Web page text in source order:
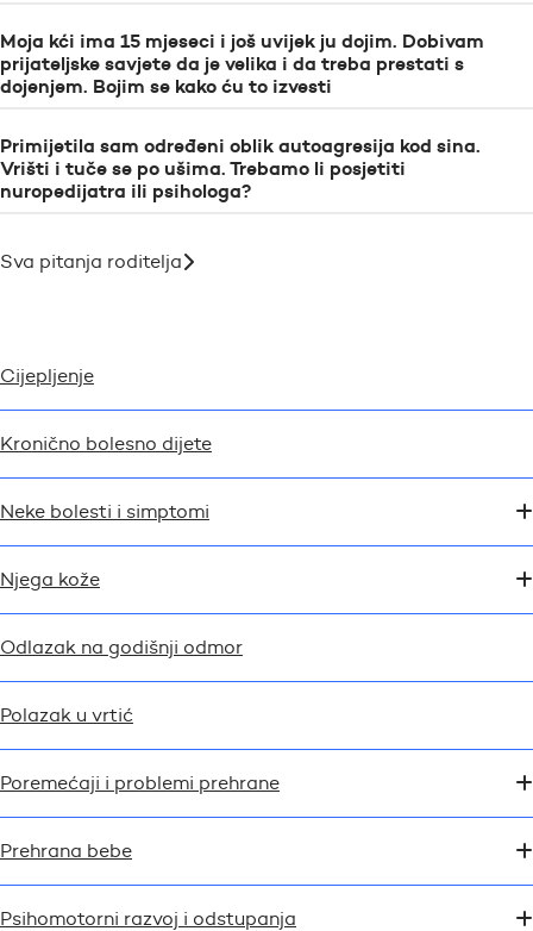
Moja kći ima 15 mjeseci i još uvijek ju dojim. Dobivam
prijateljske savjete da je velika i da treba prestati s
dojenjem. Bojim se kako ću to izvesti
Primijetila sam određeni oblik autoagresija kod sina.
Vrišti i tuče se po ušima. Trebamo li posjetiti
nuropedijatra ili psihologa?
Sva pitanja roditelja
Cijepljenje
Kronično bolesno dijete
Neke bolesti i simptomi
Njega kože
Odlazak na godišnji odmor
Polazak u vrtić
Poremećaji i problemi prehrane
Prehrana bebe
Psihomotorni razvoj i odstupanja